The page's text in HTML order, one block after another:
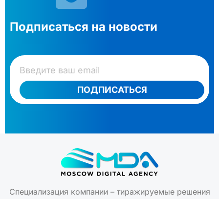
Подписаться на новости
ПОДПИСАТЬСЯ
Специализация компании – тиражируемые решения